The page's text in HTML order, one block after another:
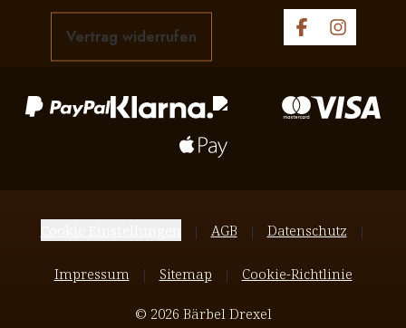
Vertrag widerrufen
AGB Datenschutz
Impressum Sitemap Cookie-Richtlinie
© 2026 Bärbel Drexel